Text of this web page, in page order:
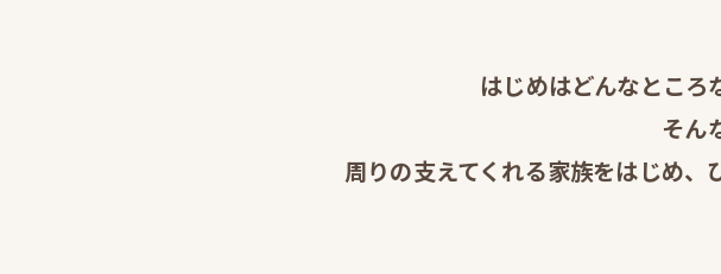
はじめはどんなところ
そん
周りの支えてくれる家族をはじめ